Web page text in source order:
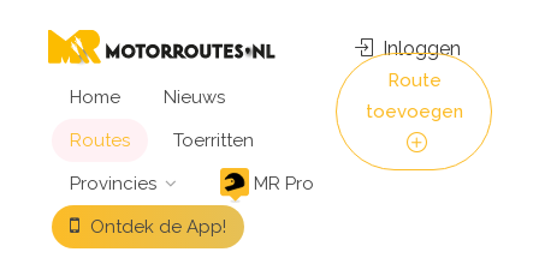
Home
Nieuws
Routes
Toerritten
Provincies
MR Pro
Ontdek de App!
Inloggen
Route
toevoegen